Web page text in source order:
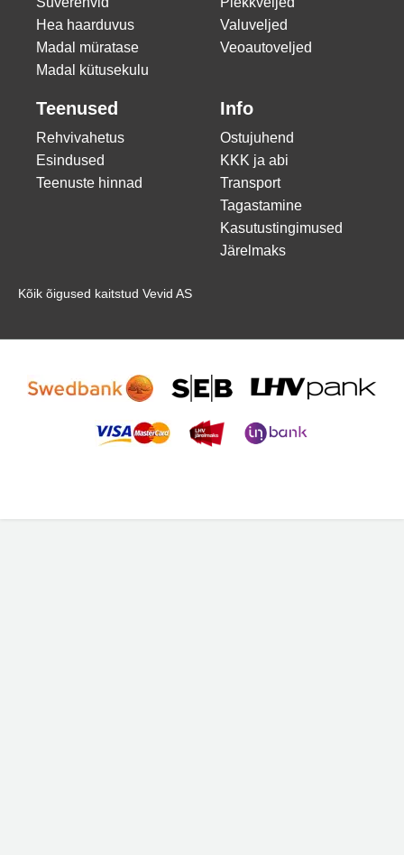
Hea haarduvus
Madal müratase
Madal kütusekulu
Valuveljed
Veoautoveljed
Teenused
Rehvivahetus
Esindused
Teenuste hinnad
Info
Ostujuhend
KKK ja abi
Transport
Tagastamine
Kasutustingimused
Järelmaks
Kõik õigused kaitstud Vevid AS